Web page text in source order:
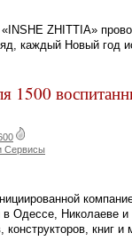
ZHITTIA»
каждый Новый год
1500
Сервисы
Одессе, Николаеве
книг